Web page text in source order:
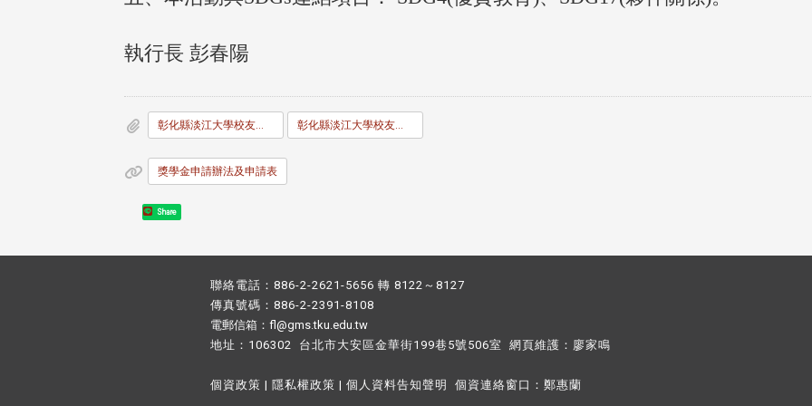
執行長 彭春陽
彰化縣淡江大學校友會校友獎助學金辦法 彰化縣淡江大學校友會校友獎助學金申請書
獎學金申請辦法及申請表
Share
聯絡電話：886-2-2621-5656 轉 8122～8127
傳真號碼：886-2-2391-8108
電郵信箱：fl@gms.tku.edu.tw
地址：106302 台北市大安區金華街199巷5號506室 網頁維護： 廖家鳴​
個資政策 | 隱私權政策 | 個人資料告知聲明 個資連絡窗口： 鄭惠蘭